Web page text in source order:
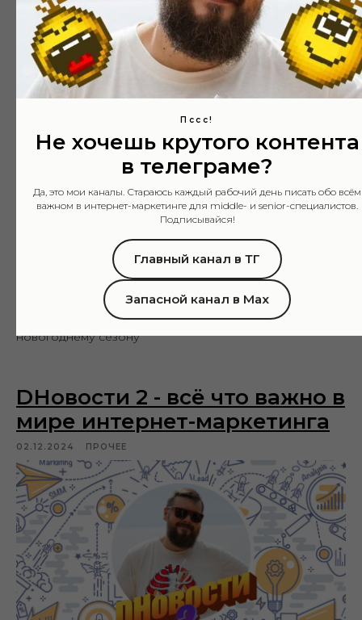
Пссс!
Не хочешь крутого контента
в телеграме?
Да, это мои каналы. Стараюсь каждый рабочий день писать обо всём
важном в интернет-маркетинге для middle- и senior-специалистов.
Подписывайся!
Главный канал в ТГ
Запасной канал в Max
Как продвигать бизнес в
новогодние праздники
Вебинар для VK по теме подготовки проекта к
новогоднему сезону
DНовости 2 - всё что важно в
мире интернет-маркетинга
02.12.2024 ПРОЧЕЕ